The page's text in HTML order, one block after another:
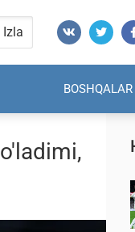
Izla
BOSHQALAR